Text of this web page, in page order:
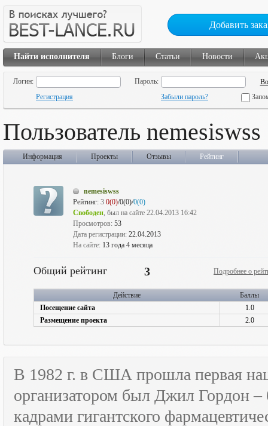
Добавить
Найти исполнителя Блоги Статьи Новости
Логин:
Пароль:
Регистрация
Забыли пароль?
Пользователь nemesiswss
Информация Проекты Отзывы Рейтинг
nemesiswss
Рейтинг: 3 0(0)/0(0)/0(0)
Свободен, был на сайте 22.04.2013 16:42
Просмотров: 53
Дата регистрации: 22.04.2013
На сайте: 13 года 4 месяца
Общий рейтинг 3 Подробнее о
Действие
Баллы
Посещение сайта
1.0
Размещение проекта
2.0
В 1982 г. в США прошла первая
организатором был Джил Гордон –
кадрами гигантского